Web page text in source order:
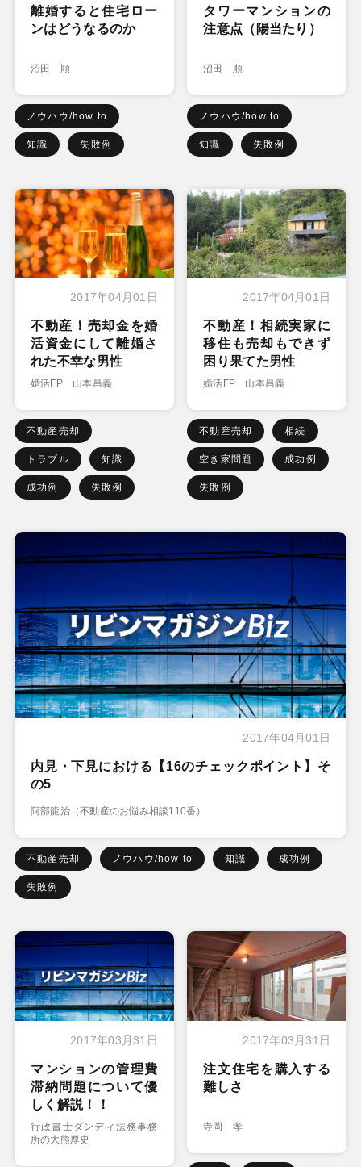
離婚すると住宅ロー
ンはどうなるのか
沼田 順
ノウハウ/how to
知識 失敗例
タワーマンションの
注意点（陽当たり）
沼田 順
ノウハウ/how to
知識 失敗例
2017年04月01日
不動産！売却金を婚
活資金にして離婚さ
れた不幸な男性
婚活FP 山本昌義
不動産売却
トラブル 知識
成功例 失敗例
2017年04月01日
不動産！相続実家に
移住も売却もできず
困り果てた男性
婚活FP 山本昌義
不動産売却 相続
空き家問題 成功例
失敗例
2017年04月01日
内見・下見における【16のチェックポイント】そ
の5
阿部龍治（不動産のお悩み相談110番）
不動産売却 ノウハウ/how to 知識 成功例
失敗例
2017年03月31日
マンションの管理費
滞納問題について優
しく解説！！
行政書士ダンディ法務事務
所の大熊厚史
2017年03月31日
注文住宅を購入する
難しさ
寺岡 孝